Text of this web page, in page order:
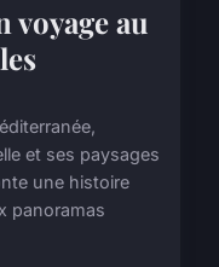
au
et ses paysages
une histoire
panoramas